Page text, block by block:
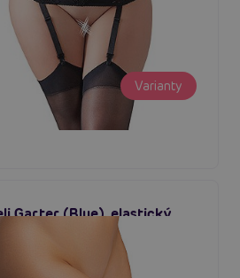
Kč Varianty
Garter (Blue), elastický
podvazek